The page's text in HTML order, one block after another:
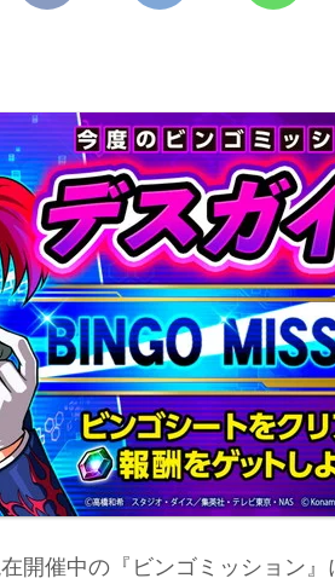
開催中の『ビンゴミッション』